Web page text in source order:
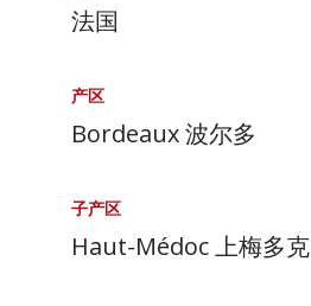
法国
产区
Bordeaux 波尔多
子产区
Haut-Médoc 上梅多克